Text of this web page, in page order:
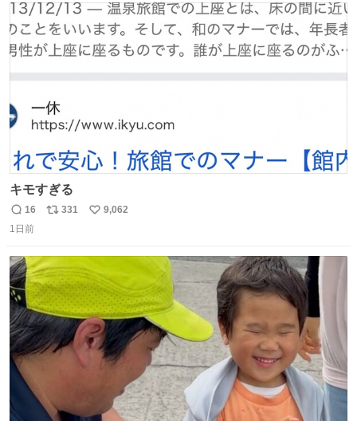
が知る香水よりも単純な組成で、その大部分は薔薇、菫、
ベルガモット、
ト
数
数
キモすぎる
返
信
16
リ
ト
数
331
い
数
9,062
1日前